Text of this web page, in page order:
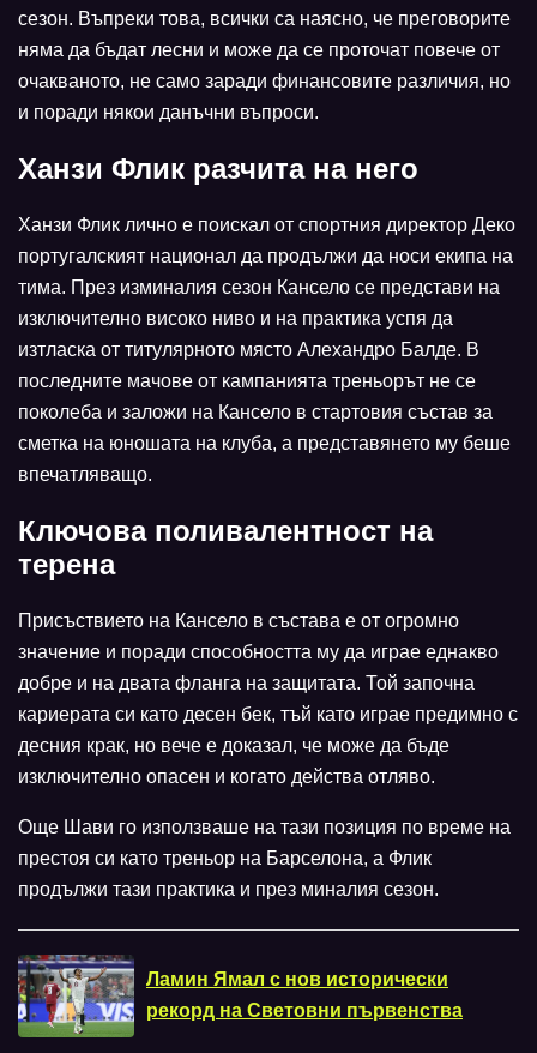
сезон. Въпреки това, всички са наясно, че преговорите
няма да бъдат лесни и може да се проточат повече от
очакваното, не само заради финансовите различия, но
и поради някои данъчни въпроси.
Ханзи Флик разчита на него
Ханзи Флик лично е поискал от спортния директор Деко
португалският национал да продължи да носи екипа на
тима. През изминалия сезон Кансело се представи на
изключително високо ниво и на практика успя да
изтласка от титулярното място Алехандро Балде. В
последните мачове от кампанията треньорът не се
поколеба и заложи на Кансело в стартовия състав за
сметка на юношата на клуба, а представянето му беше
впечатляващо.
Ключова поливалентност на
терена
Присъствието на Кансело в състава е от огромно
значение и поради способността му да играе еднакво
добре и на двата фланга на защитата. Той започна
кариерата си като десен бек, тъй като играе предимно с
десния крак, но вече е доказал, че може да бъде
изключително опасен и когато действа отляво.
Още Шави го използваше на тази позиция по време на
престоя си като треньор на Барселона, а Флик
продължи тази практика и през миналия сезон.
Ламин Ямал с нов исторически
рекорд на Световни първенства